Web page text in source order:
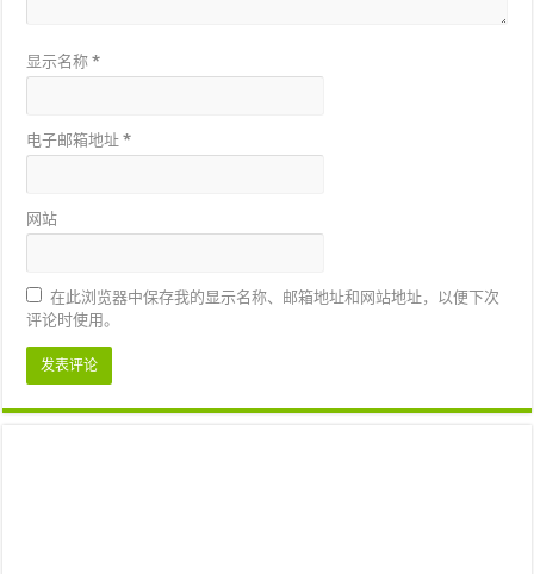
显示名称*
电子邮箱地址*
网站
在此浏览器中保存我的显示名称、邮箱地址和网站地址，以便下次
评论时使用。